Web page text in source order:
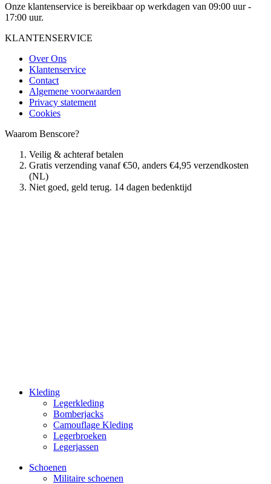
Onze klantenservice is bereikbaar op werkdagen van 09:00 uur -
17:00 uur.
KLANTENSERVICE
Over Ons
Klantenservice
Contact
Algemene voorwaarden
Privacy statement
Cookies
Waarom Benscore?
Veilig & achteraf betalen
Gratis verzending vanaf €50, anders €4,95 verzendkosten
(NL)
Niet goed, geld terug. 14 dagen bedenktijd
Kleding
Legerkleding
Bomberjacks
Camouflage Kleding
Legerbroeken
Legerjassen
Schoenen
Militaire schoe­nen